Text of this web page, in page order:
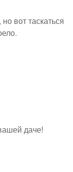
вот таскаться
даче!